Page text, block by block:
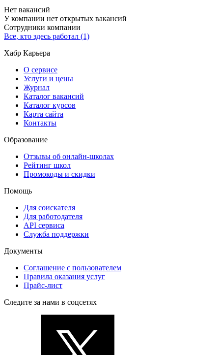
Нет вакансий
У компании нет открытых вакансий
Сотрудники компании
Все, кто здесь работал (1)
Хабр Карьера
О сервисе
Услуги и цены
Журнал
Каталог вакансий
Каталог курсов
Карта сайта
Контакты
Образование
Отзывы об онлайн-школах
Рейтинг школ
Промокоды и скидки
Помощь
Для соискателя
Для работодателя
API сервиса
Служба поддержки
Документы
Соглашение с пользователем
Правила оказания услуг
Прайс-лист
Следите за нами в соцсетях